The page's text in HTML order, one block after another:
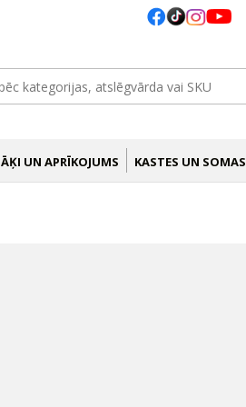
ĀĶI UN APRĪKOJUMS KASTES UN SOMAS